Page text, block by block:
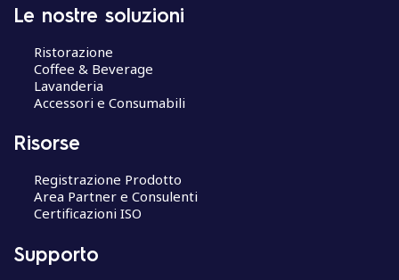
Le nostre soluzioni
Ristorazione
Coffee & Beverage
Lavanderia
Accessori e Consumabili
Risorse
Registrazione Prodotto
Area Partner e Consulenti
Certificazioni ISO
Supporto